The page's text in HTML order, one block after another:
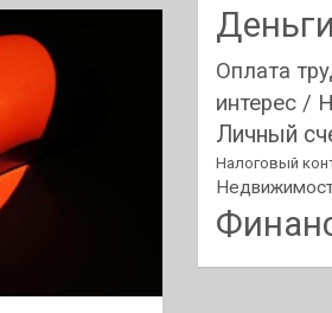
Деньги
Оплата
интерес /
Личный
Налоговый